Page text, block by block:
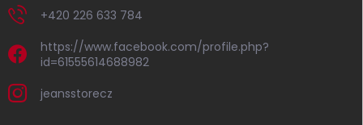
+420 226 633 784
https://www.facebook.com/profile.php?
id=61555614688982
jeansstorecz